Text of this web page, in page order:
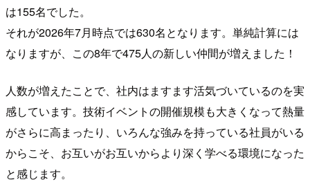
は155名でした。
それが2026年7月時点では630名となります。単純計算には
なりますが、この8年で475人の新しい仲間が増えました！
人数が増えたことで、社内はますます活気づいているのを実
感しています。技術イベントの開催規模も大きくなって熱量
がさらに高まったり、いろんな強みを持っている社員がいる
からこそ、お互いがお互いからより深く学べる環境になった
と感じます。